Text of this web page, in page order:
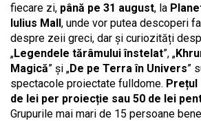
fiecare zi, până pe 31 august, la
Iulius Mall, unde vor putea descoperi
despre zeii greci, dar și curiozități
„Legendele tărâmului înstelat”, „
Magică” și „De pe Terra în Univers”
spectacole proiectate fulldome. Prețul
de lei per proiecție sau 50 de lei
Grupurile mai mari de 15 persoane